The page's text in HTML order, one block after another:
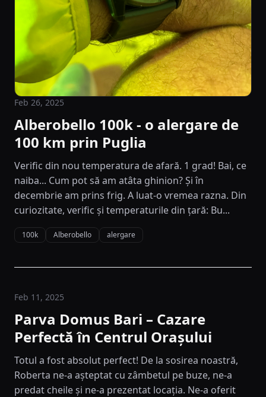
Feb 26, 2025
Alberobello 100k - o alergare de
100 km prin Puglia
Verific din nou temperatura de afară. 1 grad! Bai, ce
naiba... Cum pot să am atâta ghinion? Și în
decembrie am prins frig. A luat-o vremea razna. Din
curiozitate, verific și temperaturile din țară: Bu...
100k Alberobello alergare
Feb 11, 2025
Parva Domus Bari – Cazare
Perfectă în Centrul Orașului
Totul a fost absolut perfect! De la sosirea noastră,
Roberta ne-a așteptat cu zâmbetul pe buze, ne-a
predat cheile și ne-a prezentat locația. Ne-a oferit